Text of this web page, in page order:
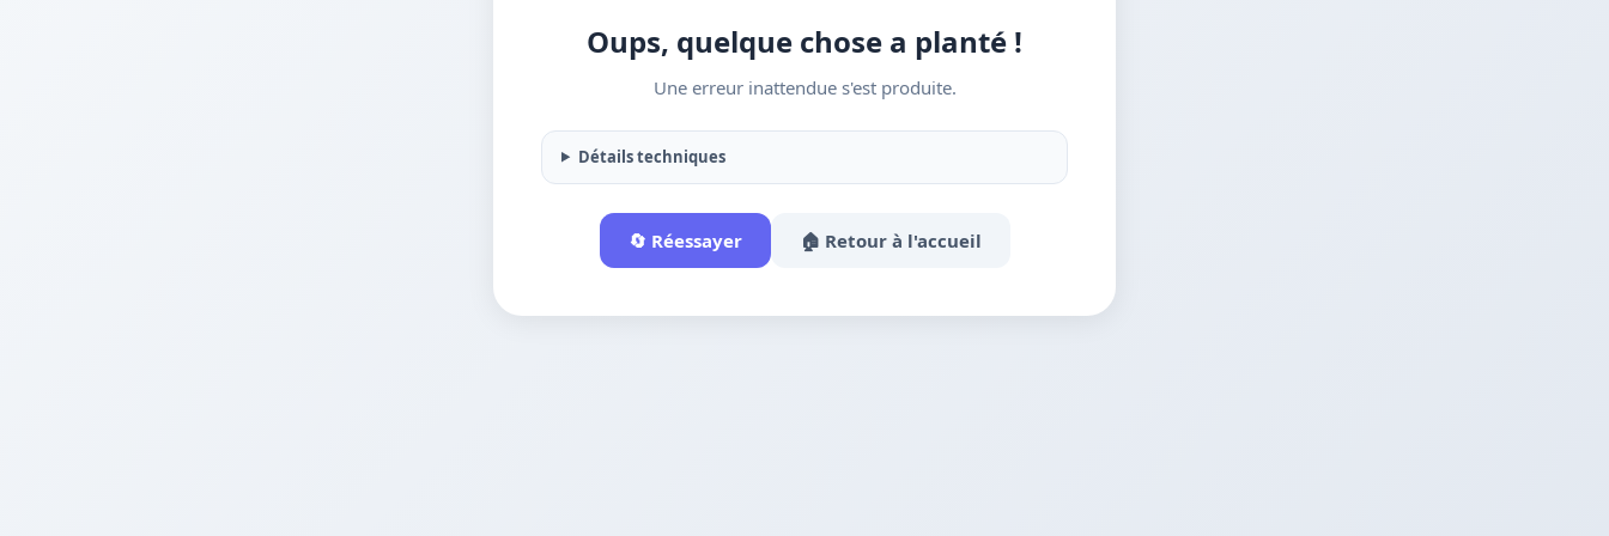
Oups, quelque chose a planté !
Une erreur inattendue s'est produite.
Détails techniques
🔄 Réessayer 🏠 Retour à l'accueil